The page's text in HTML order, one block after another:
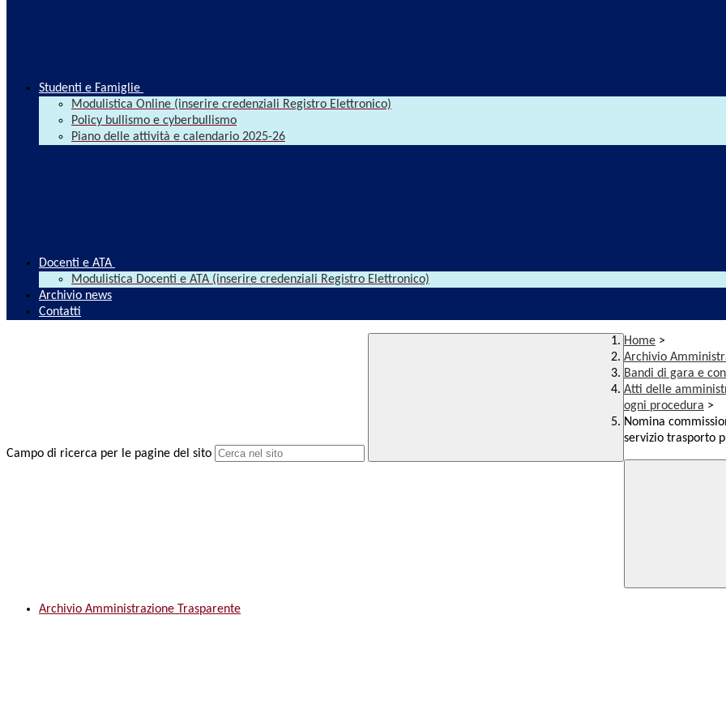
Studenti e Famiglie
Modulistica Online (inserire credenziali Registro Elettronico)
Policy bullismo e cyberbullismo
Piano delle attività e calendario 2025-26
Docenti e ATA
Modulistica Docenti e ATA (inserire credenziali Registro Elettronico)
Archivio news
Contatti
Campo di ricerca per le pagine del sito
Home >
Archivio
Bandi di gara e
Atti delle
ogni procedura >
Nomina
servizio trasporto
Archivio Amministrazione Trasparente